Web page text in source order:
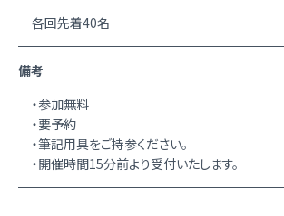
各回先着40名
備考
・参加無料
・要予約
・筆記用具をご持参ください。
・開催時間15分前より受付いたします。